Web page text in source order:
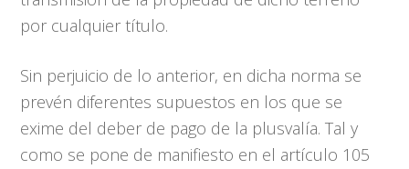
por cualquier título.
Sin perjuicio de lo anterior, en dicha norma se
prevén diferentes supuestos en los que se
exime del deber de pago de la plusvalía. Tal y
como se pone de manifiesto en el artículo 105